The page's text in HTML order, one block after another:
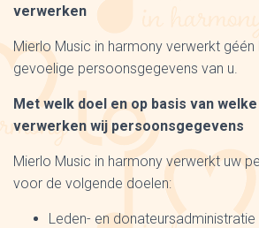
verwerken
Mierlo Music in harmony verwerkt
gevoelige persoonsgegevens van u.
Met welk doel en op basis van
verwerken wij persoonsgegevens
Mierlo Music in harmony verwerkt uw
voor de volgende doelen:
Leden- en